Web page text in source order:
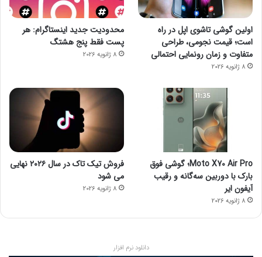
اولین گوشی تاشوی اپل در راه
است؛ قیمت نجومی، طراحی
متفاوت و زمان رونمایی احتمالی
8 ژانویه 2026
محدودیت جدید اینستاگرام: هر
پست فقط پنج هشتگ
8 ژانویه 2026
Moto X70 Air Pro؛ گوشی فوق
بارک با دوربین سه‌گانه و رقیب
آیفون ایر
8 ژانویه 2026
فروش تیک تاک در سال ۲۰۲۶ نهایی
می شود
8 ژانویه 2026
دانلود نرم افزار